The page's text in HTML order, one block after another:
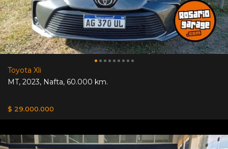
Toyota Xli
MT, 2023, Nafta, 60.000 km.
$ 29.000.000